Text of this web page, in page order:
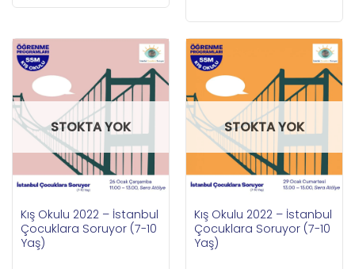
STOKTA YOK
Kış Okulu 2022 – İstanbul
Çocuklara Soruyor (7-10
Yaş)
STOKTA YOK
Kış Okulu 2022 – İstanbul
Çocuklara Soruyor (7-10
Yaş)